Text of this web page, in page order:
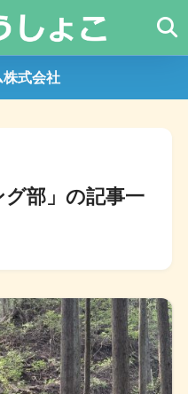
株式会社
グ部」の記事一